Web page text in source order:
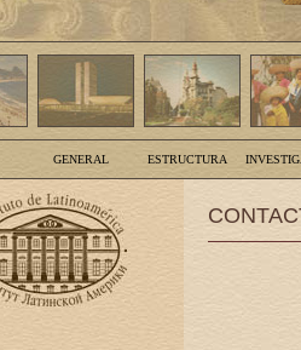
GENERAL ESTRUCTURA